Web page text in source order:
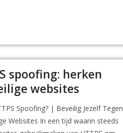
spoofing: herken
websites
Spoofing? | Beveilig Jezelf Tegen
Websites In een tijd waarin steeds